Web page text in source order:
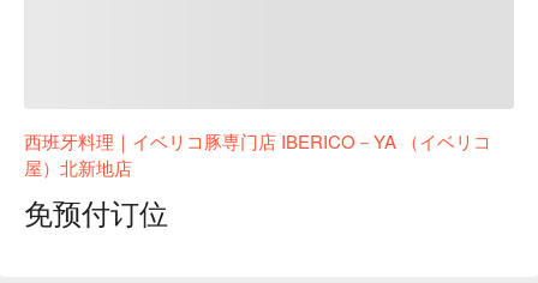
西班牙料理｜イベリコ豚専门店 IBERICO－YA （イベリコ
屋）北新地店
免预付订位